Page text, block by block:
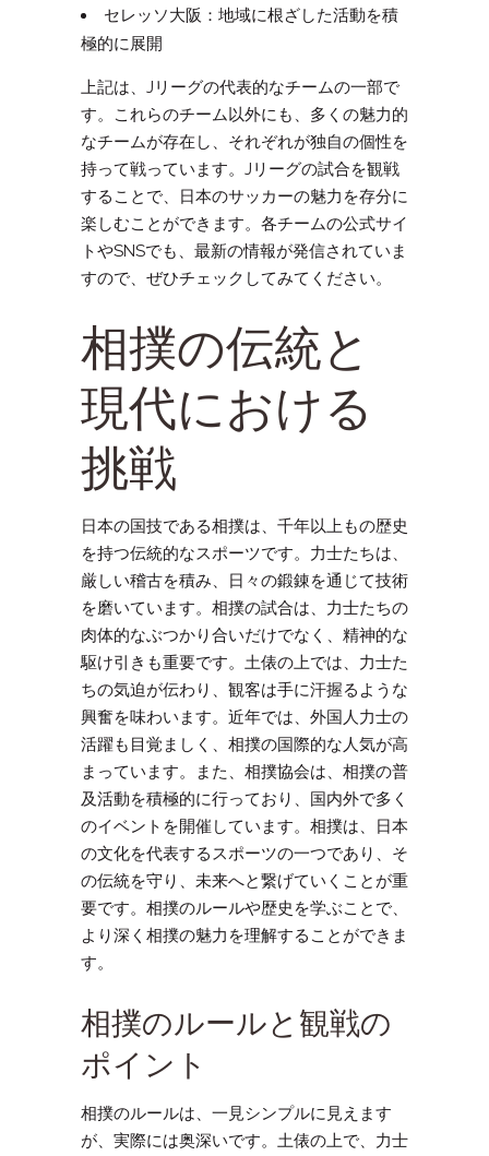
セレッソ大阪：地域に根ざした活動を積
極的に展開
上記は、Jリーグの代表的なチームの一部で
す。これらのチーム以外にも、多くの魅力的
なチームが存在し、それぞれが独自の個性を
持って戦っています。Jリーグの試合を観戦
することで、日本のサッカーの魅力を存分に
楽しむことができます。各チームの公式サイ
トやSNSでも、最新の情報が発信されていま
すので、ぜひチェックしてみてください。
相撲の伝統と
現代における
挑戦
日本の国技である相撲は、千年以上もの歴史
を持つ伝統的なスポーツです。力士たちは、
厳しい稽古を積み、日々の鍛錬を通じて技術
を磨いています。相撲の試合は、力士たちの
肉体的なぶつかり合いだけでなく、精神的な
駆け引きも重要です。土俵の上では、力士た
ちの気迫が伝わり、観客は手に汗握るような
興奮を味わいます。近年では、外国人力士の
活躍も目覚ましく、相撲の国際的な人気が高
まっています。また、相撲協会は、相撲の普
及活動を積極的に行っており、国内外で多く
のイベントを開催しています。相撲は、日本
の文化を代表するスポーツの一つであり、そ
の伝統を守り、未来へと繋げていくことが重
要です。相撲のルールや歴史を学ぶことで、
より深く相撲の魅力を理解することができま
す。
相撲のルールと観戦の
ポイント
相撲のルールは、一見シンプルに見えます
が、実際には奥深いです。土俵の上で、力士